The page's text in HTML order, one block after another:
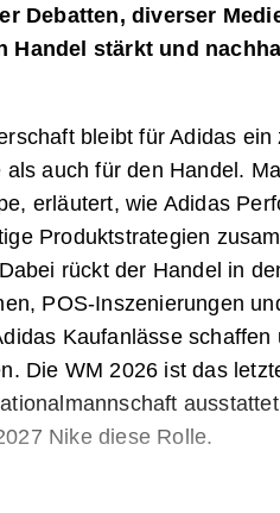
Debatten, diverser
Handel stärkt und
bleibt für Adidas
auch für den Handel.
erläutert, wie Adidas
Produktstrategien
rückt der Handel in
POS-Inszenierungen
Kaufanlässe schaffen
Die WM 2026 ist das
Nike diese Rolle.